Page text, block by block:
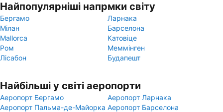
Найпопулярніші напрмки світу
Бергамо
Ларнака
Мілан
Барселона
Mallorca
Катовіце
Ром
Меммінген
Лісабон
Будапешт
Найбільші у світі аеропорти
Аеропорт Бергамо
Аеропорт Ларнака
Аеропорт Пальма-де-Майорка Аеропорт Барселона